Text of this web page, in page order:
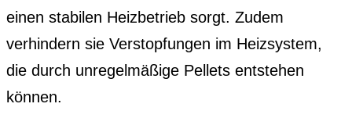
einen stabilen Heizbetrieb sorgt. Zudem
verhindern sie Verstopfungen im Heizsystem,
die durch unregelmäßige Pellets entstehen
können.